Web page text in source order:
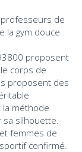
de
la gym douce
proposent
corps de
proposent des
la méthode
silhouette.
femmes de
confirmé.